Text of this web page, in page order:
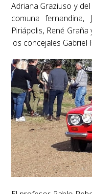
Adriana Graziuso y
comuna fernandina,
Piriápolis, René
los concejales Gabriel